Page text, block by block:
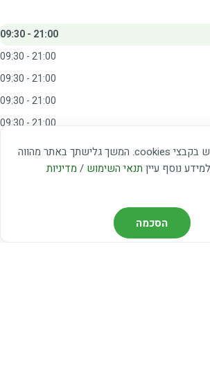
באתר זה נעשה שימוש בקבצי cookies. המשך גלישתך באתר מהווה
נוסף עיין תנאי השימוש / מדיניות
הסכמה
09:30 - 21:00
09:30 - 21:00
09:30 - 21:00
09:30 - 21:00
09:30 - 21:00
09:00 - 15:00
20:00 - 23:00